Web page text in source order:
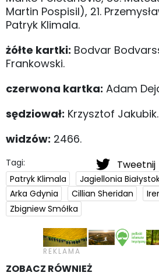
Martin Pospisil), 21.
Patryk Klimala.
żółte kartki: Bodvar
Frankowski.
czerwona kartka: Adam
sędziował: Krzysztof Jakubik.
widzów: 2466.
Tweetnij
Tagi:
Patryk Klimala
Jagiellonia
Arka Gdynia
Cillian Sheridan
Zbigniew Smółka
ZOBACZ RÓWNIEŻ